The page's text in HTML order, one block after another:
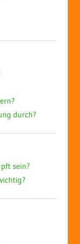
durch?
sein?